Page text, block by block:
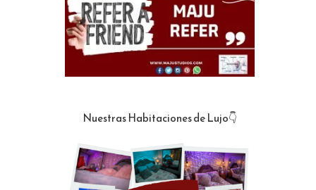
Nuestras Habitaciones de Lujo👇